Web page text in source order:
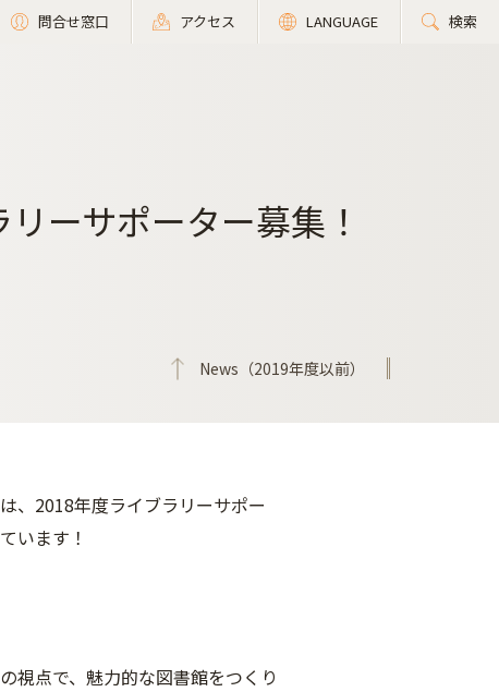
問合せ窓口 アクセス LANGUAGE 検索
ーサポーター募集！
News（2019年度以前）
、2018年度ライブラリーサポー
います！
視点で、魅力的な図書館をつくり